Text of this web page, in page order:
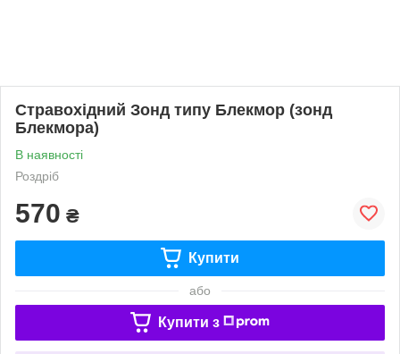
Стравохідний Зонд типу Блекмор (зонд
Блекмора)
В наявності
Роздріб
570 ₴
Купити
або
Купити з